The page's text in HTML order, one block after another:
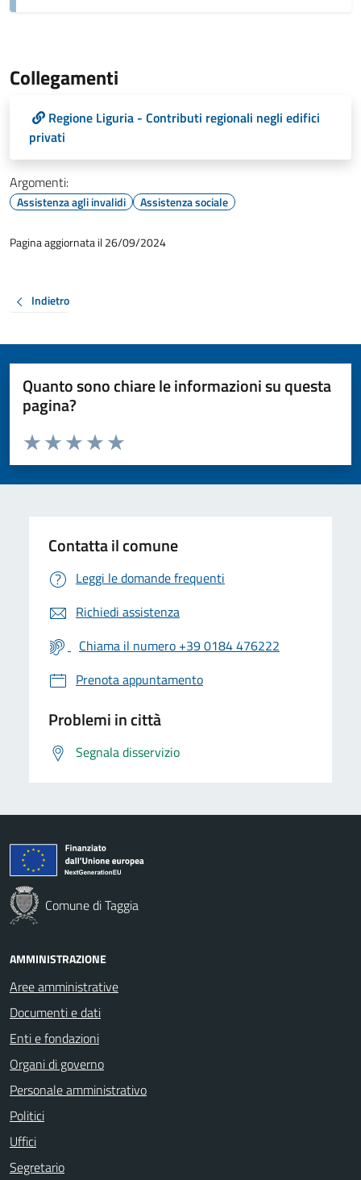
Collegamenti
Regione Liguria - Contributi regionali negli edifici
privati
Argomenti:
Assistenza agli invalidi Assistenza sociale
Pagina aggiornata il 26/09/2024
Indietro
Quanto sono chiare le informazioni su questa
pagina?
Valuta da 1 a 5 stelle la pagina
Valuta 5 stelle su 5
Valuta 4 stelle su 5
Valuta 3 stelle su 5
Valuta 2 stelle su 5
Valuta 1 stelle su 5
Contatta il comune
Leggi le domande frequenti
Richiedi assistenza
Chiama il numero +39 0184 476222
Prenota appuntamento
Problemi in città
Segnala disservizio
Comune di Taggia
AMMINISTRAZIONE
Aree amministrative
Documenti e dati
Enti e fondazioni
Organi di governo
Personale amministrativo
Politici
Uffici
Segretario